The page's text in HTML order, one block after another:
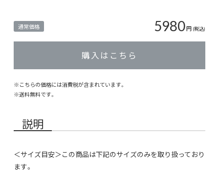
通常価格 5980円 (税込)
購入はこちら
※こちらの価格には消費税が含まれています。
※送料無料です。
説明
＜サイズ目安＞この商品は下記のサイズのみを取り扱っており
ます。